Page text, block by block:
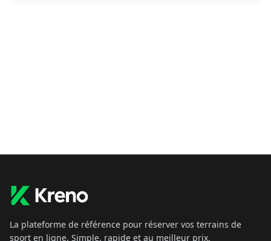
La plateforme de référence pour réserver vos terrains de
sport en ligne. Simple, rapide et au meilleur prix.